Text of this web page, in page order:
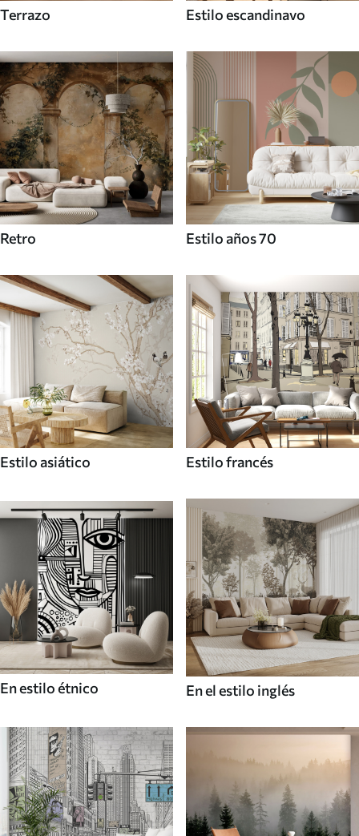
Terrazo Estilo escandinavo
Retro Estilo años 70
Estilo asiático Estilo francés
En estilo étnico En el estilo inglés